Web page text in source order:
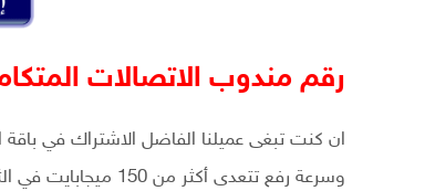
رقم مندوب الاتصالات
وسرعة رفع تتعدى